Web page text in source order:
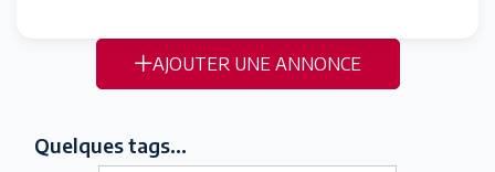
AJOUTER UNE ANNONCE
Quelques tags...